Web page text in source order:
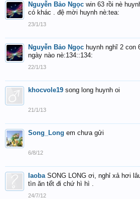
Nguyễn Bảo Ngọc win 63 rồi nè
có khác . đệ mời huynh nè:tea:
23/1/13
Nguyễn Bảo Ngọc huynh nghĩ 2 con
ngày nào nè:134::134:
22/1/13
khocvole19 song long huynh oi
21/1/13
Song_Long em chưa gửi
6/8/12
laoba SONG LONG ơi, nghỉ xả hơi
tìn ăn tết đi chứ hì hì .
24/7/12